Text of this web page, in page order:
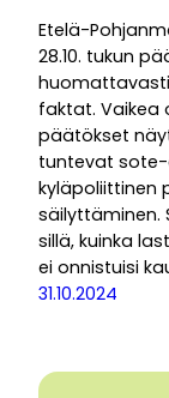
Etelä-
28.10. tukun
faktat. Vaikea
päätökset
tuntevat sote-
kyläpoliittinen
säilyttäminen.
sillä, kuinka
ei onnistuisi
31.10.2024